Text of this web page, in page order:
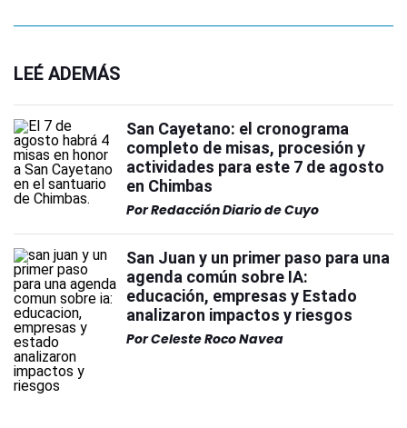
LEÉ ADEMÁS
San Cayetano: el cronograma
completo de misas, procesión y
actividades para este 7 de agosto
en Chimbas
PorRedacción Diario de Cuyo
San Juan y un primer paso para una
agenda común sobre IA:
educación, empresas y Estado
analizaron impactos y riesgos
PorCeleste Roco Navea